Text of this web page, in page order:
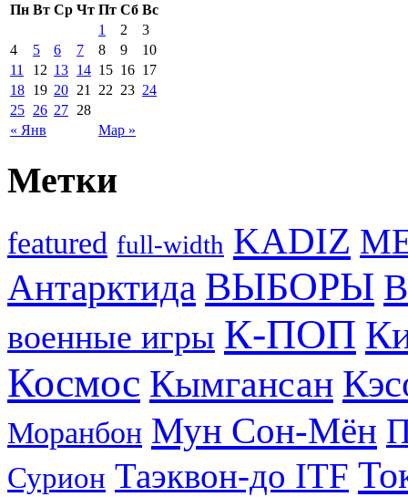
Пн Вт Ср Чт Пт Сб Вс
« Янв Мар »
1 2
3
4
5 6 7 8 9
10
11
12 13 14 15 16 17
18 19 20 21 22 23 24
25 26 27 28
Метки
featured full-width KADIZ
Антарктида ВЫБОРЫ
военные игры К-ПОП
Космос Кымгансан
Моранбон Мун Сон-Мён
Сурион Таэквон-до ITF